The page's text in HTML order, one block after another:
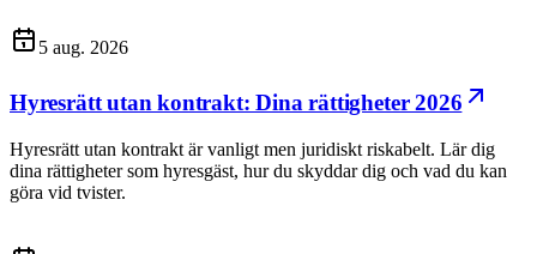
5 aug. 2026
Hyresrätt utan kontrakt: Dina rättigheter 2026
Hyresrätt utan kontrakt är vanligt men juridiskt riskabelt. Lär dig
dina rättigheter som hyresgäst, hur du skyddar dig och vad du kan
göra vid tvister.